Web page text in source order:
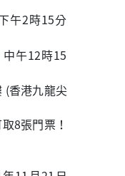
午2時15分
午12時15
(香港九龍尖
8張門票！